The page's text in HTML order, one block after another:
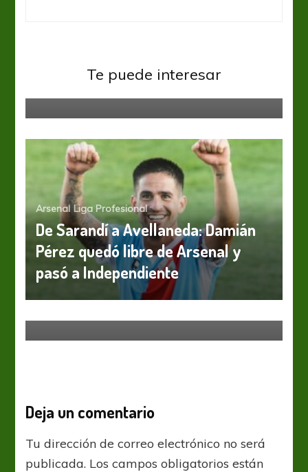
Te puede interesar
Arsenal Liga Profesional
De Sarandí a Avellaneda: Damián
Pérez quedó libre de Arsenal y
pasó a Independiente
Liga Profesional
Deja un comentario
Tu dirección de correo electrónico no será
publicada. Los campos obligatorios están